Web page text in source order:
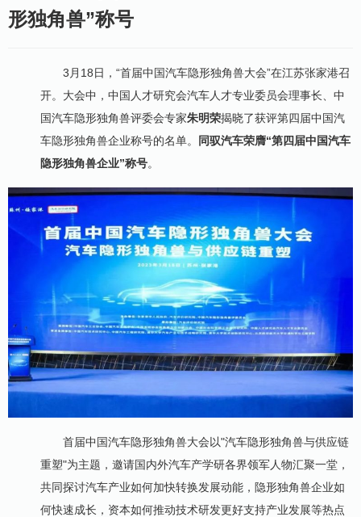
形独角兽”称号
3月18日，“首届中国汽车隐形独角兽大会”在江苏张家港召
开。大会中，中国人才研究会汽车人才专业委员会理事长、中
国汽车隐形独角兽评委会专家朱明荣揭晓了获评第四届中国汽
车隐形独角兽企业称号的名单。
同驭汽车荣膺“第四届中国汽车
隐形独角兽企业”称号。
首届中国汽车隐形独角兽大会以"汽车隐形独角兽与供应链
重塑"为主题，邀请国内外汽车产学研各界领军人物汇聚一堂，
共同探讨汽车产业如何加快转换发展动能，隐形独角兽企业如
何快速成长，资本如何推动技术研发更好支持产业发展等热点